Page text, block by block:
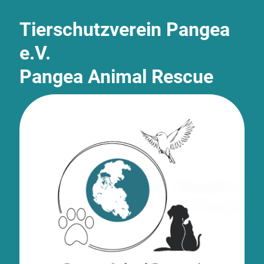
Tierschutzverein Pangea
e.V.
Pangea Animal Rescue